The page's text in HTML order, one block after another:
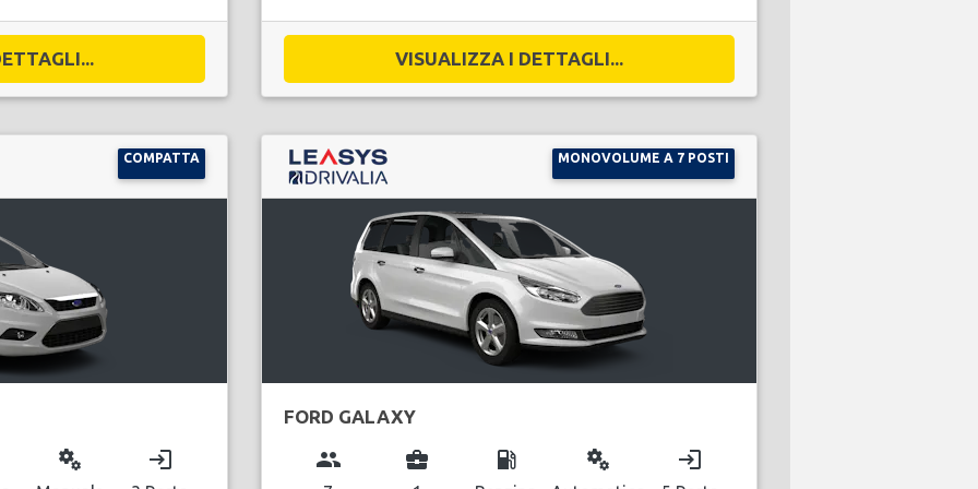
VISUALIZZA I DETTAGLI...
COMPATTA
miscellaneous_services login
MONOVOLUME A 7 POSTI
FORD GALAXY
group business_center local_gas_station miscellaneous_services login